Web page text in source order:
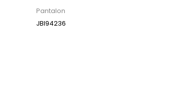
Pantalon
JBI94236